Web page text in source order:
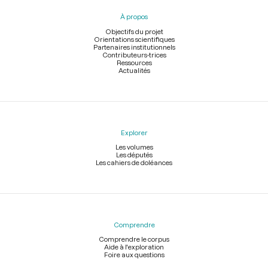
À propos
Objectifs du projet
Orientations scientifiques
Partenaires institutionnels
Contributeurs-trices
Ressources
Actualités
Explorer
Les volumes
Les députés
Les cahiers de doléances
Comprendre
Comprendre le corpus
Aide à l'exploration
Foire aux questions